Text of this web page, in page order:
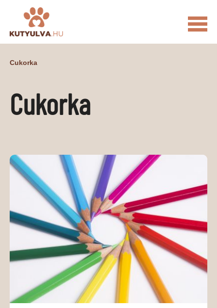
KUTYULVA – HÍREK
CUKI ÉLETKÉPEK
ÁLLATI ELEDELEK ÁLLATI FELSZERELÉSEK
ÁLLATI SZOLGÁLTATÁSOK
PR CIKKEK
MÉDIAAJÁNLAT
KAPCSOLAT
Cukorka
Cukorka